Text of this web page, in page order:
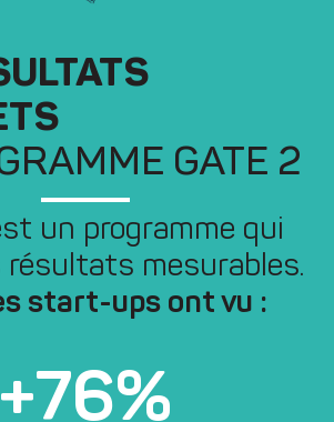
GATE 2
un programme qui
résultats mesurables.
start-ups ont vu :
+76%